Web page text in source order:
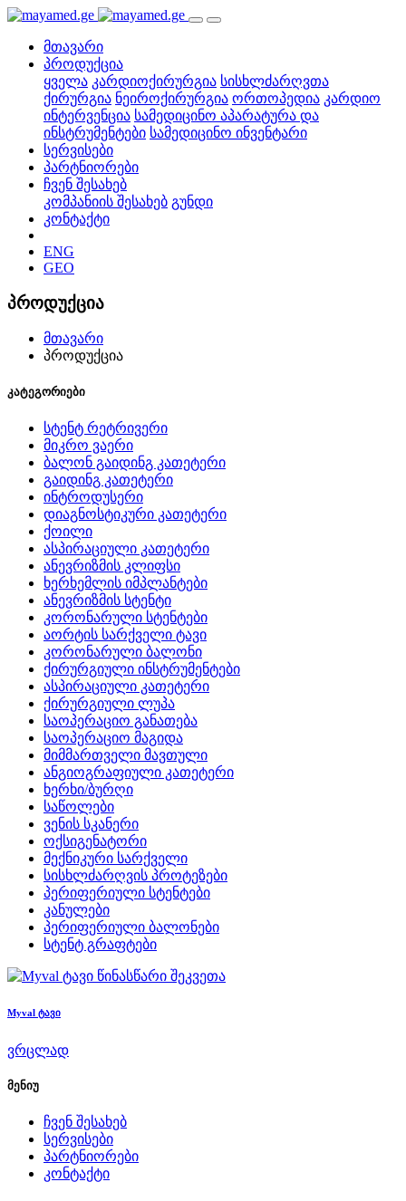
მთავარი
პროდუქცია
ყველა კარდიოქირურგია სისხლძარღვთა
ქირურგია ნეიროქირურგია ორთოპედია კარდიო
ინტერვენცია სამედიცინო აპარატურა და
ინსტრუმენტები სამედიცინო ინვენტარი
სერვისები
პარტნიორები
ჩვენ შესახებ
კომპანიის შესახებ გუნდი
კონტაქტი
ENG
GEO
პროდუქცია
მთავარი
პროდუქცია
კატეგორიები
სტენტ რეტრივერი
მიკრო ვაერი
ბალონ გაიდინგ კათეტერი
გაიდინგ კათეტერი
ინტროდუსერი
დიაგნოსტიკური კათეტერი
ქოილი
ასპირაციული კათეტერი
ანევრიზმის კლიფსი
ხერხემლის იმპლანტები
ანევრიზმის სტენტი
კორონარული სტენტები
აორტის სარქველი ტავი
კორონარული ბალონი
ქირურგიული ინსტრუმენტები
ასპირაციული კათეტერი
ქირურგიული ლუპა
საოპერაციო განათება
საოპერაციო მაგიდა
მიმმართველი მავთული
ანგიოგრაფიული კათეტერი
ხერხი/ბურღი
საწოლები
ვენის სკანერი
ოქსიგენატორი
მექნიკური სარქველი
სისხლძარღვის პროტეზები
პერიფერიული სტენტები
კანულები
პერიფერიული ბალონები
სტენტ გრაფტები
წინასწარი შეკვეთა
Myval ტავი
ვრცლად
მენიუ
ჩვენ შესახებ
სერვისები
პარტნიორები
კონტაქტი